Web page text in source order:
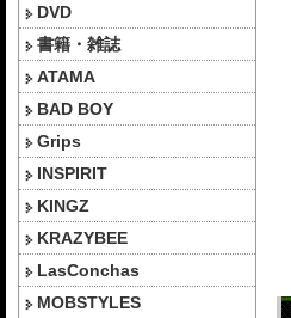
DVD
書籍・雑誌
ATAMA
BAD BOY
Grips
INSPIRIT
KINGZ
KRAZYBEE
LasConchas
MOBSTYLES